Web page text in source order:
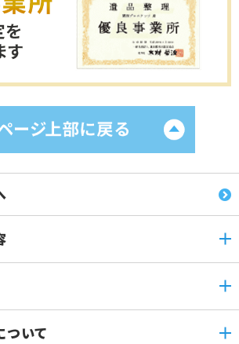
ついて